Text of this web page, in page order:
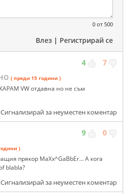
0 от 500
Влез | Регистрирай се
4 7
( преди 15 години )
VW отдавна но не съм
Сигнализирай за неуместен коментар
9 0
)
прякор MaXx^GaBbEr... А кога
blabla?
Сигнализирай за неуместен коментар